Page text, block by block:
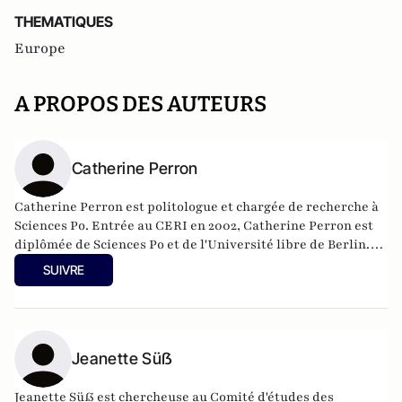
THEMATIQUES
Europe
A PROPOS DES AUTEURS
Catherine Perron
Catherine Perron est politologue et chargée de recherche à
Sciences Po. Entrée au CERI en 2002, Catherine Perron est
diplômée de Sciences Po et de l'Université libre de Berlin.
Ses recherches actuelles portent sur les migrations forcées
et les politiques de l'histoire et de la mémoire en Allemagne
SUIVRE
Jeanette Süẞ
Jeanette Süẞ est chercheuse au Comité d'études des